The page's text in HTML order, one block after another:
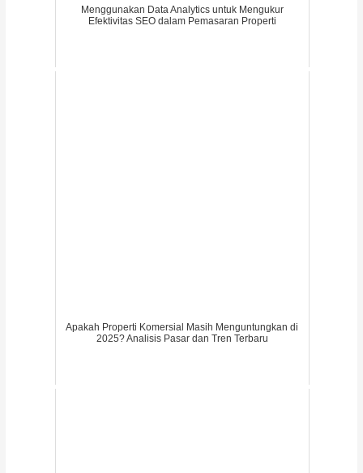
Menggunakan Data Analytics untuk Mengukur
Efektivitas SEO dalam Pemasaran Properti
Apakah Properti Komersial Masih Menguntungkan di
2025? Analisis Pasar dan Tren Terbaru